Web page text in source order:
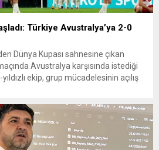
Türkiye Avustralya’ya 2-0
Dünya Kupası sahnesine çıkan
Avustralya karşısında istediği
ekip, grup mücadelesinin açılış
bir oyun sergilerken, Avustralya
etkili olmaya...